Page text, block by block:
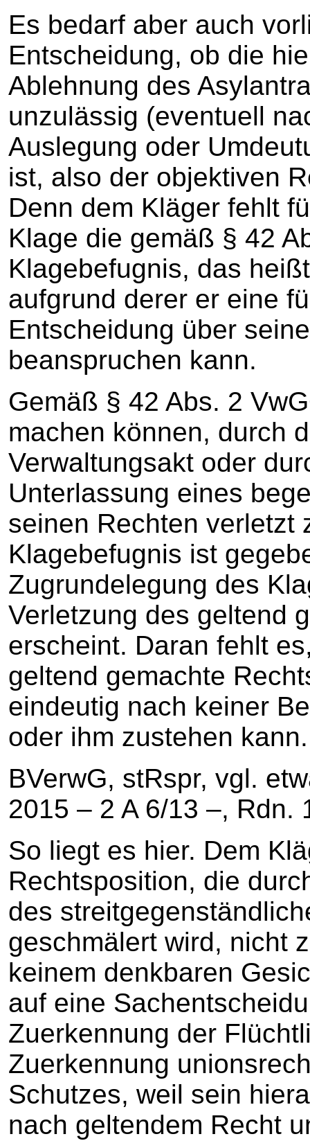
Es bedarf aber auch
Entscheidung, ob die
Ablehnung des
unzulässig (eventuell
Auslegung oder
ist, also der objektiven
Denn dem Kläger fehlt
Klage die gemäß § 42
Klagebefugnis, das
aufgrund derer er eine
Entscheidung über
beanspruchen kann.
Gemäß § 42 Abs. 2
machen können, durch
Verwaltungsakt oder
Unterlassung eines
seinen Rechten verletzt
Klagebefugnis ist
Zugrundelegung des
Verletzung des geltend
erscheint. Daran fehlt
geltend gemachte
eindeutig nach keiner
oder ihm zustehen kann.
BVerwG, stRspr, vgl.
2015 – 2 A 6/13 –, Rdn.
So liegt es hier. Dem
Rechtsposition, die
des
geschmälert wird, nicht
keinem denkbaren
auf eine
Zuerkennung der
Zuerkennung
Schutzes, weil sein
nach geltendem Recht